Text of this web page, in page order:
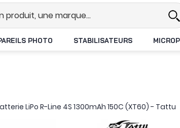
PHOTO STABILISATEURS
LiPo R-Line 4S 1300mAh 150C (XT60) - Tattu